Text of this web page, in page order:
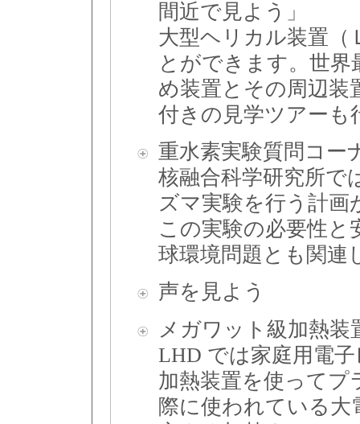
間近で見よう」
大型ヘリカル装置（
とができます。世
め装置とその周辺装
付きの見学ツアーも
重水素実験質問コー
核融合科学研究所で
ズマ実験を行う計画
この実験の必要性
球環境問題とも関連
声を見よう
メガワット級加熱装
LHD では家庭用電
加熱装置を使って
際に使われている大